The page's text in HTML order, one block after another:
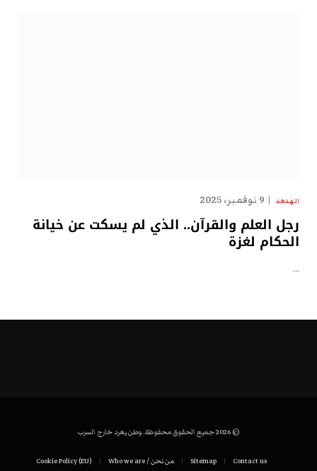
الهدهد 9 نوفمبر، 2025
رجل العلم والقرآن.. الذي لم يسكت عن خيانة
الحكام لغزة
…
© 2026 جميع الحقوق محفوظة. وطن يغرد خارج السرب
Contact us
Sitemap من نحن / Who we are Cookie Policy (EU)